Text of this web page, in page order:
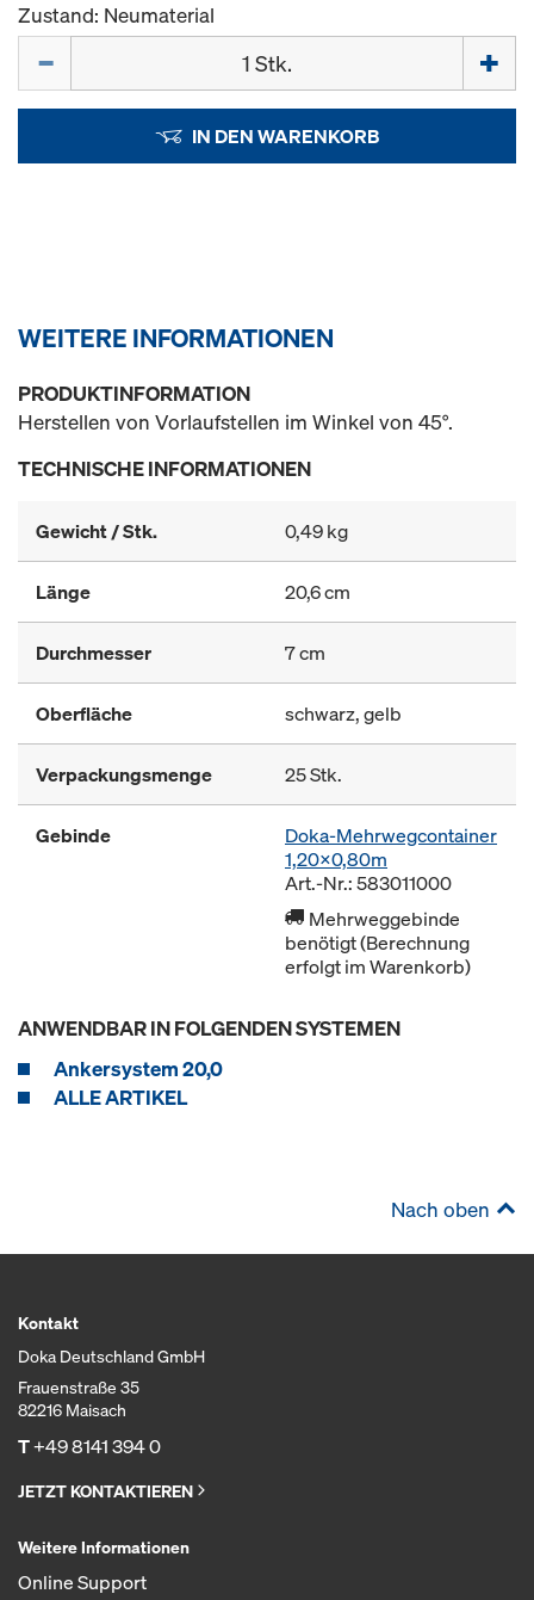
Zustand: Neumaterial
IN DEN WARENKORB
WEITERE INFORMATIONEN
PRODUKTINFORMATION
Herstellen von Vorlaufstellen im Winkel von 45°.
TECHNISCHE INFORMATIONEN
Gewicht / Stk. 0,49 kg
Länge 20,6 cm
Durchmesser 7 cm
Oberfläche schwarz, gelb
Verpackungsmenge 25 Stk.
Gebinde
Doka-Mehrwegcontainer
1,20x0,80m
Art.-Nr.: 583011000
Mehrweggebinde
benötigt (Berechnung
erfolgt im Warenkorb)
ANWENDBAR IN FOLGENDEN SYSTEMEN
Ankersystem 20,0
ALLE ARTIKEL
Nach oben
Kontakt
Doka Deutschland GmbH
Frauenstraße 35
82216 Maisach
T+49 8141 394 0
JETZT KONTAKTIEREN
Weitere Informationen
Online Support